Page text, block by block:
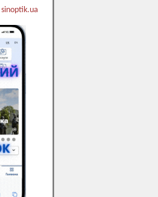
sinoptik.ua